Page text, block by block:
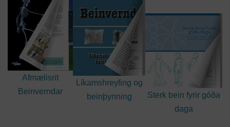
Afmælisrit
Beinverndar
Líkamshreyfing og
beinþynning
Sterk bein fyrir góða
daga